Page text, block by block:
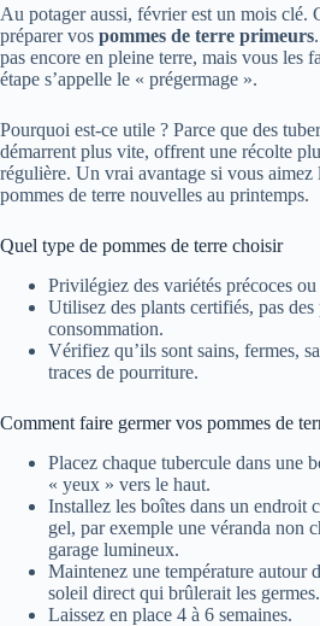
Au potager aussi, février est un mois clé.
préparer vos pommes de terre primeurs
pas encore en pleine terre, mais vous les
étape s’appelle le « prégermage ».
Pourquoi est-ce utile ? Parce que des
démarrent plus vite, offrent une récolte
régulière. Un vrai avantage si vous aimez
pommes de terre nouvelles au printemps.
Quel type de pommes de terre choisir
Privilégiez des variétés précoces ou
Utilisez des plants certifiés, pas des
consommation.
Vérifiez qu’ils sont sains, fermes,
traces de pourriture.
Comment faire germer vos pommes de
Placez chaque tubercule dans une
« yeux » vers le haut.
Installez les boîtes dans un endroit
gel, par exemple une véranda non
garage lumineux.
Maintenez une température autour
soleil direct qui brûlerait les germes.
Laissez en place 4 à 6 semaines.